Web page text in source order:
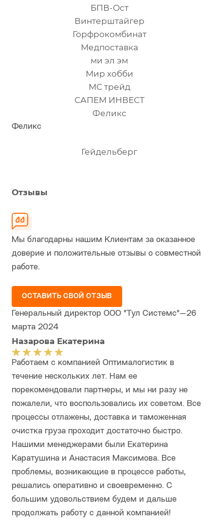
БПВ-Ост
Винтерштайгер
Горфрокомбинат
Медпоставка
ми эл эм
Мир хобби
МС трейд
САПЕМ ИНВЕСТ
Феликс
Феликс
Гейдельберг
Отзывы
Мы благодарны нашим Клиентам за оказанное
доверие и положительные отзывы о совместной
работе.
ОСТАВИТЬ СВОЙ ОТЗЫВ
Генеральный директор ООО "Тул Системс"—26
марта 2024
Назарова Екатерина
Работаем с компанией Оптималогистик в
течение нескольких лет. Нам ее
порекомендовали партнеры, и мы ни разу не
пожалели, что воспользовались их советом. Все
процессы отлажены, доставка и таможенная
очистка груза проходит достаточно быстро.
Нашими менеджерами были Екатерина
Каратушина и Анастасия Максимова. Все
проблемы, возникающие в процессе работы,
решались оперативно и своевременно. С
большим удовольствием будем и дальше
продолжать работу с данной компанией!